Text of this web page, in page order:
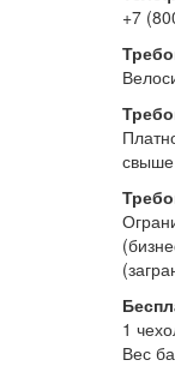
+7
1
Вес